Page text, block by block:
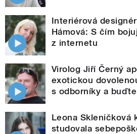
Interiérová
Hámová: S čím
z internetu
Virolog Jiří Černý
exotickou
s odborníky a
Leona Skleničková
studovala